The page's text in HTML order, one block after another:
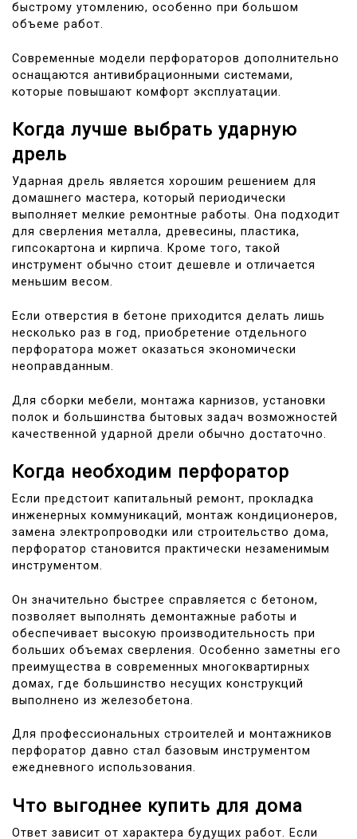
быстрому утомлению, особенно при большом
объеме работ.
Современные модели перфораторов дополнительно
оснащаются антивибрационными системами,
которые повышают комфорт эксплуатации.
Когда лучше выбрать ударную
дрель
Ударная дрель является хорошим решением для
домашнего мастера, который периодически
выполняет мелкие ремонтные работы. Она подходит
для сверления металла, древесины, пластика,
гипсокартона и кирпича. Кроме того, такой
инструмент обычно стоит дешевле и отличается
меньшим весом.
Если отверстия в бетоне приходится делать лишь
несколько раз в год, приобретение отдельного
перфоратора может оказаться экономически
неоправданным.
Для сборки мебели, монтажа карнизов, установки
полок и большинства бытовых задач возможностей
качественной ударной дрели обычно достаточно.
Когда необходим перфоратор
Если предстоит капитальный ремонт, прокладка
инженерных коммуникаций, монтаж кондиционеров,
замена электропроводки или строительство дома,
перфоратор становится практически незаменимым
инструментом.
Он значительно быстрее справляется с бетоном,
позволяет выполнять демонтажные работы и
обеспечивает высокую производительность при
больших объемах сверления. Особенно заметны его
преимущества в современных многоквартирных
домах, где большинство несущих конструкций
выполнено из железобетона.
Для профессиональных строителей и монтажников
перфоратор давно стал базовым инструментом
ежедневного использования.
Что выгоднее купить для дома
Ответ зависит от характера будущих работ. Если